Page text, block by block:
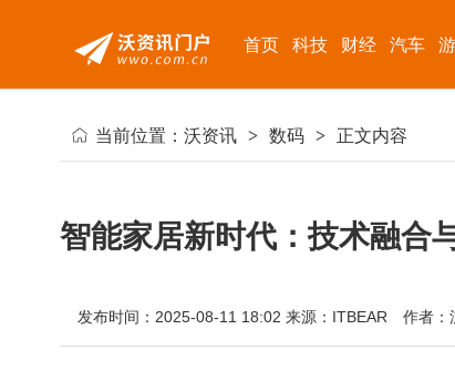
首页 科技 财经 汽车
当前位置： 沃资讯 > 数码 > 正文内容
智能家居新时代：技术融合
发布时间：2025-08-11 18:02 来源：ITBEAR 作者：